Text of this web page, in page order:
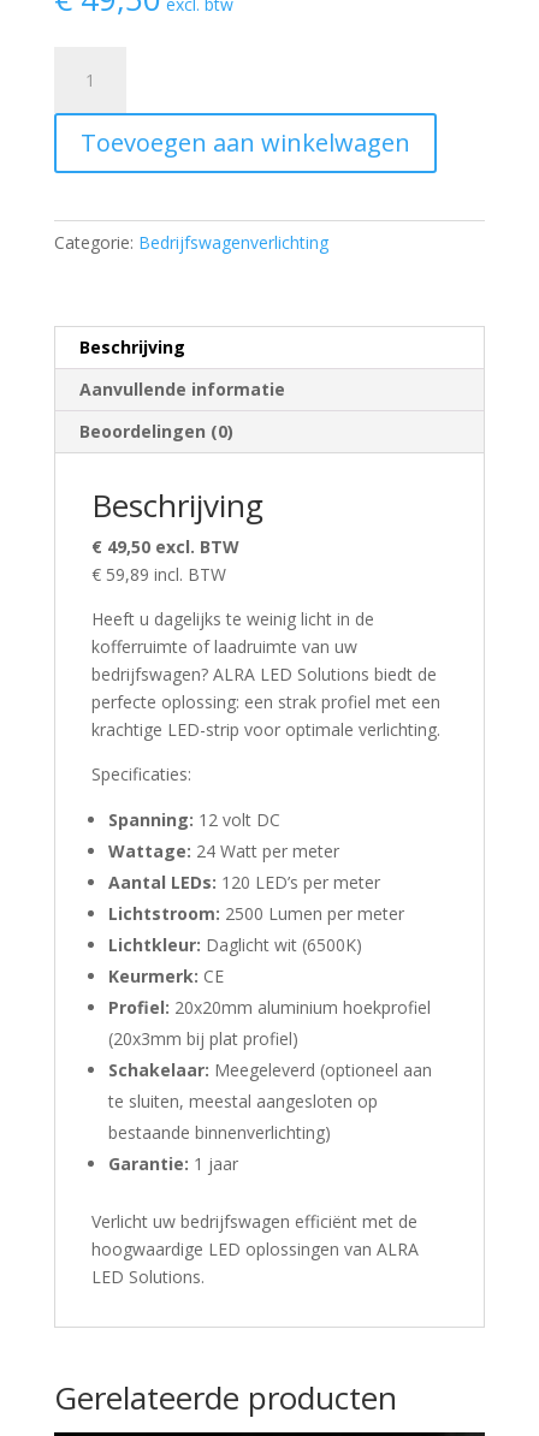
Bedrijfswagenverlichting
50cm
Hoek
aantal
Toevoegen aan winkelwagen
Categorie: Bedrijfswagenverlichting
Beschrijving
Aanvullende informatie
Beoordelingen (0)
Beschrijving
€ 49,50 excl. BTW
€ 59,89 incl. BTW
Heeft u dagelijks te weinig licht in de
kofferruimte of laadruimte van uw
bedrijfswagen? ALRA LED Solutions biedt de
perfecte oplossing: een strak profiel met een
krachtige LED-strip voor optimale verlichting.
Specificaties:
Spanning: 12 volt DC
Wattage: 24 Watt per meter
Aantal LEDs: 120 LED’s per meter
Lichtstroom: 2500 Lumen per meter
Lichtkleur: Daglicht wit (6500K)
Keurmerk: CE
Profiel: 20x20mm aluminium hoekprofiel
(20x3mm bij plat profiel)
Schakelaar: Meegeleverd (optioneel aan
te sluiten, meestal aangesloten op
bestaande binnenverlichting)
Garantie: 1 jaar
Verlicht uw bedrijfswagen efficiënt met de
hoogwaardige LED oplossingen van ALRA
LED Solutions.
Gerelateerde producten